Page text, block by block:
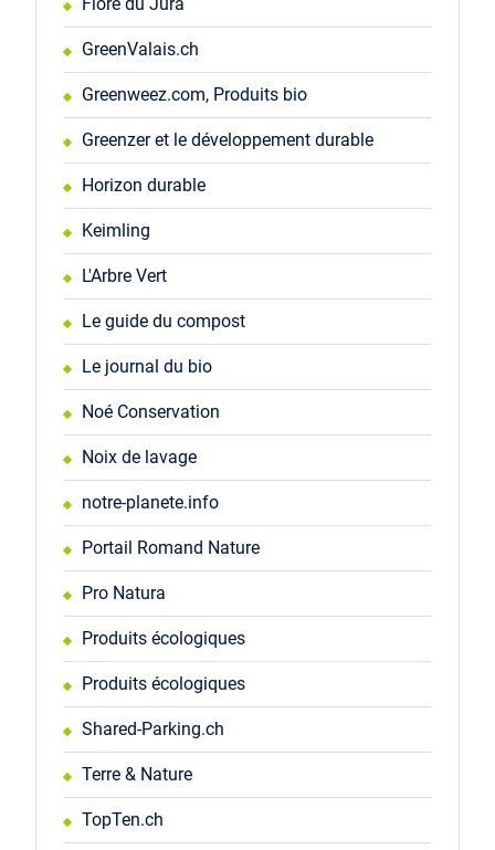
GreenValais.ch
Greenweez.com, Produits bio
Greenzer et le développement durable
Horizon durable
Keimling
L'Arbre Vert
Le guide du compost
Le journal du bio
Noé Conservation
Noix de lavage
notre-planete.info
Portail Romand Nature
Pro Natura
Produits écologiques
Produits écologiques
Shared-Parking.ch
Terre & Nature
TopTen.ch